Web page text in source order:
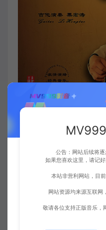
音乐背景：
吉他 吧的故
包含乐器：吉他、长笛
栗宏涛，大家都喜欢称
演奏家王友民老师，师
东城区工商联理事，后
公告：网站后续将逐
如果您喜欢这里，请记
本站非营利网站，目
网站资源均来源互联网
敬请各位支持正版音乐，